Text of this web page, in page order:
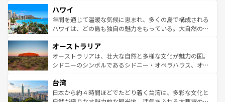
ば市内交通費無料で観光を楽しむこともできる。 なお、新
着のスイス情報はコンテンツ一覧 を参照してほしい。
のような巨大都市は、観光、ショッピング、エンターテイ
ンメントが詰まった刺激的なスポットだ。一方、アメリカ
西部には大自然が広がり、グランドキャニオンやイエロー
部のニューオーリンズでは、音楽と美食が融合した独特の
文化が魅力。旅行者はアメリカの各地域で異なる魅力を楽
しみながら、その多様性と豊かな歴史を感じることができ
ならではの贅沢な旅のスタイルだ。 なお、新着のアメリカ
情報はコンテンツ一覧を参照してほしい。
ハワイ
年間を通じて温暖な気候に恵まれ、多くの島で構成される
ハワイは、どの島も独自の魅力をもっている。大自然の神
ワイ島は見逃せない。また、定番の観光地といえばオアフ
島だが、静かな自然を求めるならマウイ島やカウアイ島が
おすすめ。エメラルドグリーンに輝く海をはじめ、豊かな
れるおもてなしの心で訪れる人々を迎えてくれるハワイの
人々、おいしいローカルフードやハワイアンミュージッ
ク、伝統的なフラダンスなど、すべてがハワイの魅力を彩
オーストラリア
オーストラリアは、壮大な自然と多様な文化が魅力の国。
シドニーのシンボルであるシドニー・オペラハウス、オー
リアリーフや大陸中央部にそびえるウルル（エアーズロッ
ク）、タスマニアの美しい原生林やケアンズの熱帯雨林な
台湾
日本から約４時間ほどでたどり着く台湾は、多彩な文化と